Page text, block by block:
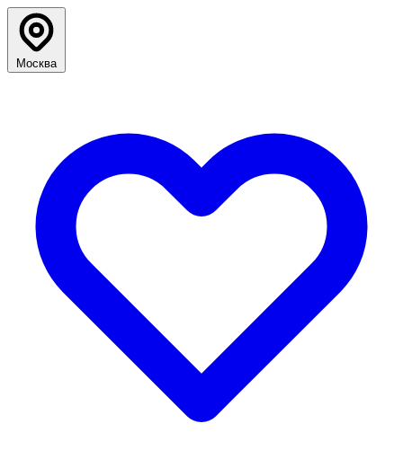
Москва